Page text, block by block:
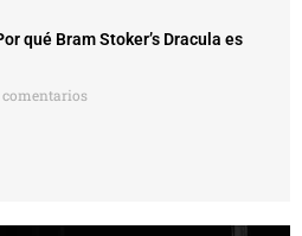
qué Bram Stoker’s Dracula es
comentarios